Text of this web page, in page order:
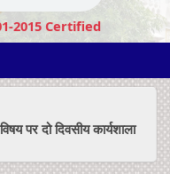
2015 Certified
पर दो दिवसीय कार्यशाला